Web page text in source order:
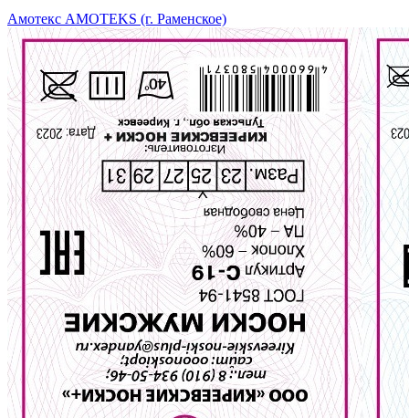
Амотекс AMOTEKS (г. Раменское)